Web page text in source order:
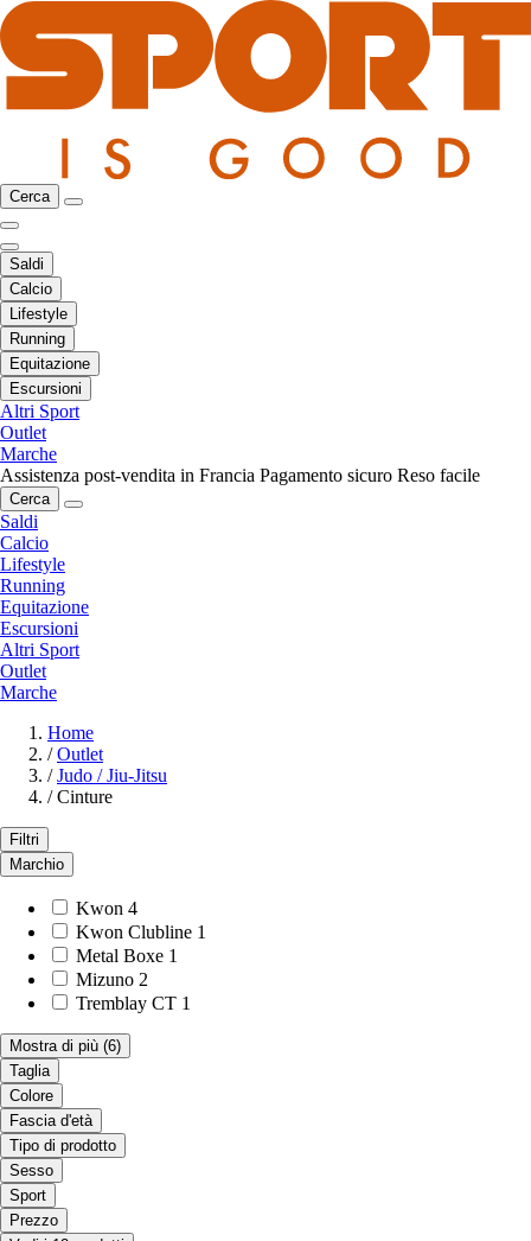
Cerca
Saldi
Calcio
Lifestyle
Running
Equitazione
Escursioni
Altri Sport
Outlet
Marche
Assistenza post-vendita in Francia Pagamento sicuro Reso facile
Cerca
Saldi
Calcio
Lifestyle
Running
Equitazione
Escursioni
Altri Sport
Outlet
Marche
Home
/ Outlet
/ Judo / Jiu-Jitsu
/ Cinture
Filtri
Marchio
Kwon 4
Kwon Clubline 1
Metal Boxe 1
Mizuno 2
Tremblay CT 1
Mostra di più (6)
Taglia
Colore
Fascia d'età
Tipo di prodotto
Sesso
Sport
Prezzo